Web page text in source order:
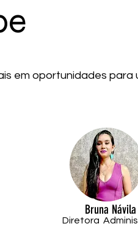
em oportunidades para
Bruna Návila
Diretora